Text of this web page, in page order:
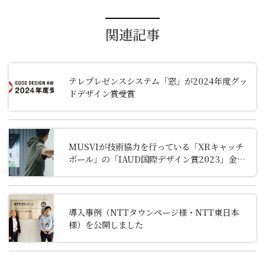
関連記事
テレプレゼンスシステム「窓」が2024年度グッ
ドデザイン賞受賞
MUSVIが技術協力を行っている「XRキャッチ
ボール」の「IAUD国際デザイン賞2023」金賞
導入事例（NTTタウンページ様・NTT東日本
様）を公開しました